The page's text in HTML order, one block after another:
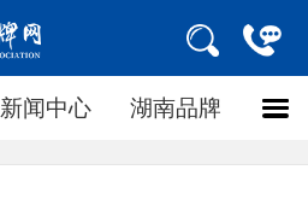
新闻中心 湖南品牌